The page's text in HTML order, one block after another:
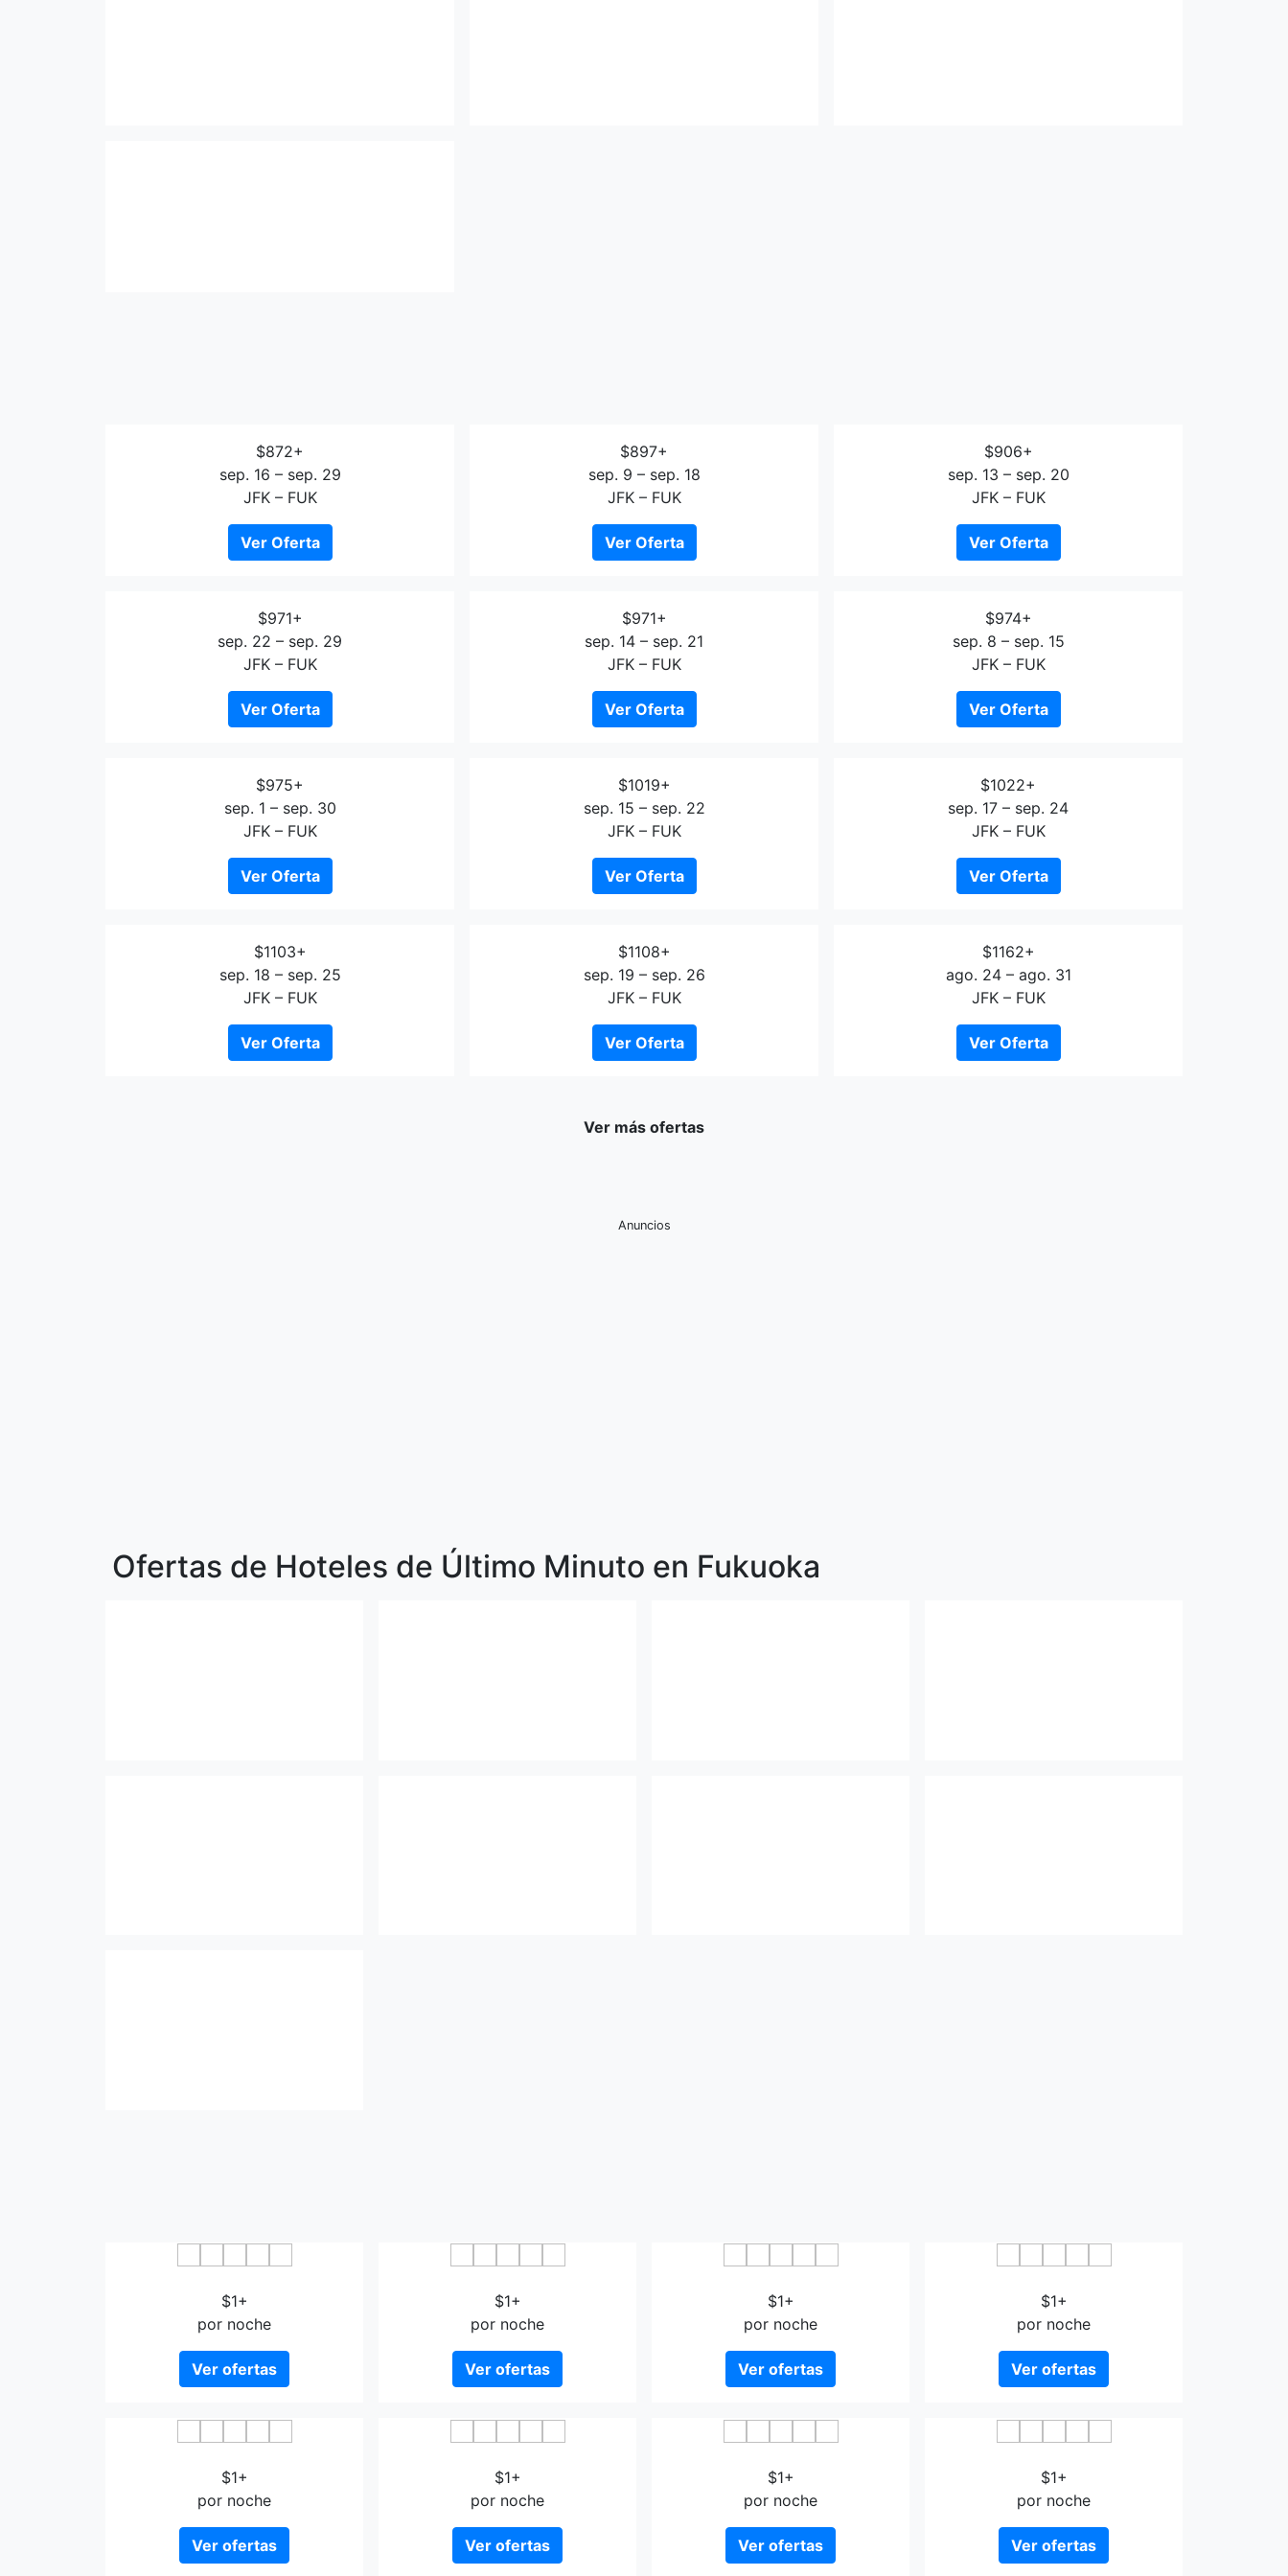
$872+
sep. 16 – sep. 29
JFK – FUK
Ver Oferta
$897+
sep. 9 – sep. 18
JFK – FUK
Ver Oferta
$906+
sep. 13 – sep. 20
JFK – FUK
Ver Oferta
$971+
sep. 22 – sep. 29
JFK – FUK
Ver Oferta
$971+
sep. 14 – sep. 21
JFK – FUK
Ver Oferta
$974+
sep. 8 – sep. 15
JFK – FUK
Ver Oferta
$975+
sep. 1 – sep. 30
JFK – FUK
Ver Oferta
$1019+
sep. 15 – sep. 22
JFK – FUK
Ver Oferta
$1022+
sep. 17 – sep. 24
JFK – FUK
Ver Oferta
$1103+
sep. 18 – sep. 25
JFK – FUK
Ver Oferta
$1108+
sep. 19 – sep. 26
JFK – FUK
Ver Oferta
$1162+
ago. 24 – ago. 31
JFK – FUK
Ver Oferta
Ver más ofertas
Anuncios
Ofertas de Hoteles de Último Minuto en Fukuoka
$1+
por noche
Ver ofertas
$1+
por noche
Ver ofertas
$1+
por noche
Ver ofertas
$1+
por noche
Ver ofertas
$1+
por noche
Ver ofertas
$1+
por noche
Ver ofertas
$1+
por noche
Ver ofertas
$1+
por noche
Ver ofertas